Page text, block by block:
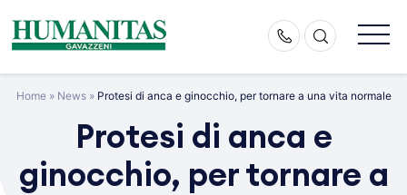
content
Home» News» Protesi di anca e ginocchio, per tornare a una vita normale
Protesi di anca e
ginocchio, per tornare a